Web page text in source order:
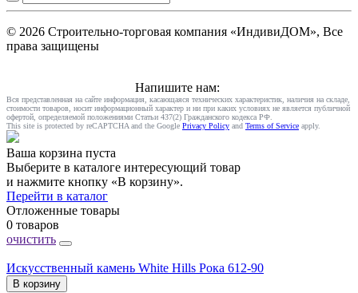
© 2026 Строительно-торговая компания «ИндивиДОМ», Все
права защищены
Напишите нам:
Вся представленная на сайте информация, касающаяся технических характеристик, наличия на складе,
стоимости товаров, носит информационный характер и ни при каких условиях не является публичной
офертой, определяемой положениями Статьи 437(2) Гражданского кодекса РФ.
This site is protected by reCAPTCHA and the Google Privacy Policy and Terms of Service apply.
Ваша корзина пуста
Выберите в каталоге интересующий товар
и нажмите кнопку «В корзину».
Перейти в каталог
Отложенные товары
0 товаров
очистить
Искусственный камень White Hills Рока 612-90
В корзину